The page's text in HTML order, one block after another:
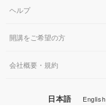
ヘルプ
開講をご希望の方
会社概要・規約
日本語 English